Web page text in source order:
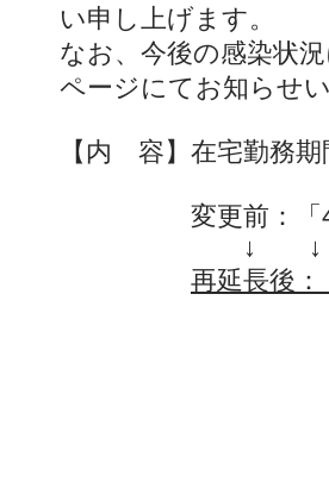
い申し上げます。
なお、今後の感染状
ページにてお知らせ
【内 容】在宅勤務
変更前：「4月
↓ ↓
再延長後